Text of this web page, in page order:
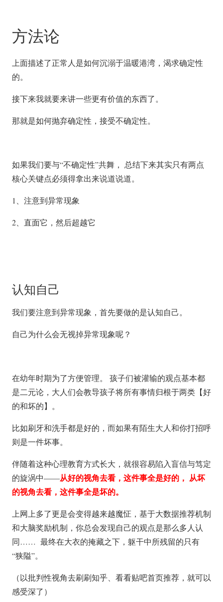
方法论
上面描述了正常人是如何沉溺于温暖港湾，渴求确定性
的。
接下来我就要来讲一些更有价值的东西了。
那就是如何抛弃确定性，接受不确定性。
如果我们要与“不确定性”共舞， 总结下来其实只有两点
核心关键点必须得拿出来说道说道。
1、注意到异常现象
2、直面它，然后超越它
认知自己
我们要注意到异常现象，首先要做的是认知自己。
自己为什么会无视掉异常现象呢？
在幼年时期为了方便管理。 孩子们被灌输的观点基本都
是二元论，大人们会教导孩子将所有事情归根于两类【好
的和坏的】。
比如刷牙和洗手都是好的，而如果有陌生大人和你打招呼
则是一件坏事。
伴随着这种心理教育方式长大，就很容易陷入盲信与笃定
的旋涡中——从好的视角去看，这件事全是好的， 从坏
的视角去看，这件事全是坏的。
上网上多了更是会变得越来越魔怔，基于大数据推荐机制
和大脑奖励机制，你总会发现自己的观点是那么多人认
同…… 最终在大衣的掩藏之下，躯干中所残留的只有
“狭隘”。
（以批判性视角去刷刷知乎、看看贴吧首页推荐，就可以
感受深了）